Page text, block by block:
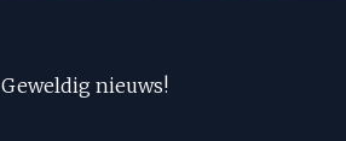
Geweldig nieuws!